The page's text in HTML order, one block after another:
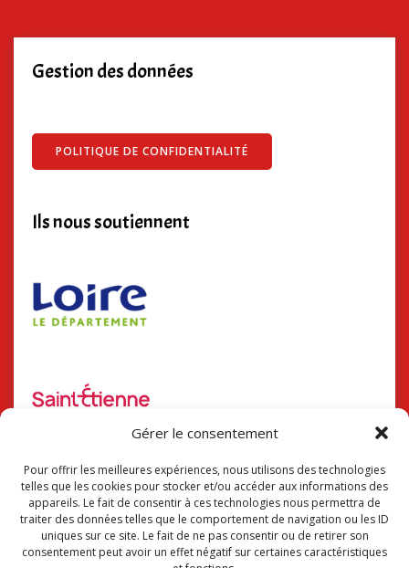
Gérer le consentement
Pour offrir les meilleures expériences, nous utilisons des technologies
telles que les cookies pour stocker et/ou accéder aux informations des
appareils. Le fait de consentir à ces technologies nous permettra de
traiter des données telles que le comportement de navigation ou les ID
uniques sur ce site. Le fait de ne pas consentir ou de retirer son
consentement peut avoir un effet négatif sur certaines caractéristiques
Gestion des données
POLITIQUE DE CONFIDENTIALITÉ
Ils nous soutiennent
Suivez-nous !